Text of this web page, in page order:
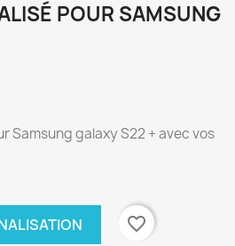
POUR SAMSUNG
Samsung galaxy S22 + avec vos
favorite_border